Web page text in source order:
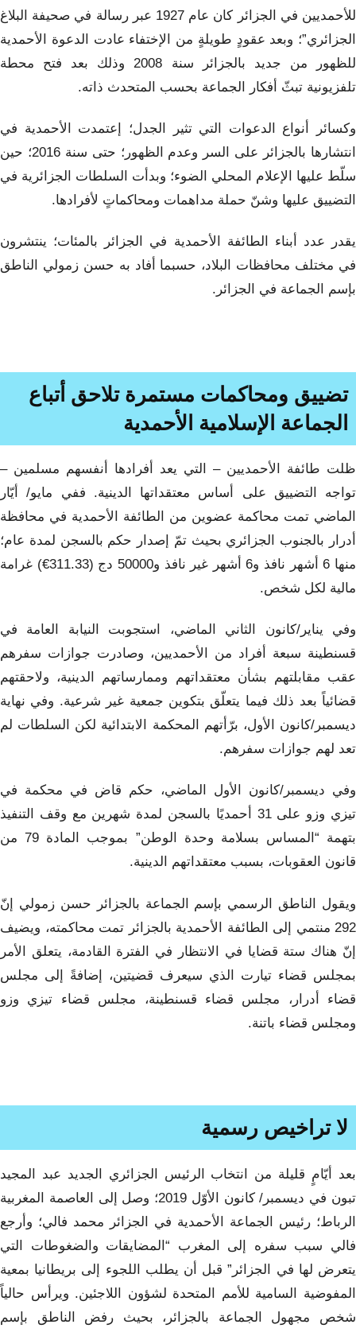
للأحمديين في الجزائر كان عام 1927 عبر رسالة في صحيفة البلاغ
الجزائري”؛ وبعد عقودٍ طويلةٍ من الإختفاء عادت الدعوة الأحمدية
للظهور من جديد بالجزائر سنة 2008 وذلك بعد فتح محطة
تلفزيونية تبثّ أفكار الجماعة بحسب المتحدث ذاته.
وكسائر أنواع الدعوات التي تثير الجدل؛ إعتمدت الأحمدية في
انتشارها بالجزائر على السر وعدم الظهور؛ حتى سنة 2016؛ حين
سلّط عليها الإعلام المحلي الضوء؛ وبدأت السلطات الجزائرية في
التضييق عليها وشنّ حملة مداهمات ومحاكماتٍ لأفرادها.
يقدر عدد أبناء الطائفة الأحمدية في الجزائر بالمئات؛ ينتشرون
في مختلف محافظات البلاد، حسبما أفاد به حسن زمولي الناطق
بإسم الجماعة في الجزائر.
تضييق ومحاكمات مستمرة تلاحق أتباع
الجماعة الإسلامية الأحمدية
ظلت طائفة الأحمديين – التي يعد أفرادها أنفسهم مسلمين –
تواجه التضييق على أساس معتقداتها الدينية. ففي مايو/ أيّار
الماضي تمت محاكمة عضوين من الطائفة الأحمدية في محافظة
أدرار بالجنوب الجزائري بحيث تمّ إصدار حكم بالسجن لمدة عام؛
منها 6 أشهر نافذ و6 أشهر غير نافذ و50000 دج (311.33€) غرامة
مالية لكل شخص.
وفي يناير/كانون الثاني الماضي، استجوبت النيابة العامة في
قسنطينة سبعة أفراد من الأحمديين، وصادرت جوازات سفرهم
عقب مقابلتهم بشأن معتقداتهم وممارساتهم الدينية، ولاحقتهم
قضائياً بعد ذلك فيما يتعلّق بتكوين جمعية غير شرعية. وفي نهاية
ديسمبر/كانون الأول، برّأتهم المحكمة الابتدائية لكن السلطات لم
تعد لهم جوازات سفرهم.
وفي ديسمبر/كانون الأول الماضي، حكم قاض في محكمة في
تيزي وزو على 31 أحمديًا بالسجن لمدة شهرين مع وقف التنفيذ
بتهمة “المساس بسلامة وحدة الوطن” بموجب المادة 79 من
قانون العقوبات، بسبب معتقداتهم الدينية.
ويقول الناطق الرسمي بإسم الجماعة بالجزائر حسن زمولي إنّ
292 منتمي إلى الطائفة الأحمدية بالجزائر تمت محاكمته، ويضيف
إنّ هناك ستة قضايا في الانتظار في الفترة القادمة، يتعلق الأمر
بمجلس قضاء تيارت الذي سيعرف قضيتين، إضافةً إلى مجلس
قضاء أدرار، مجلس قضاء قسنطينة، مجلس قضاء تيزي وزو
ومجلس قضاء باتنة.
لا تراخيص رسمية
بعد أيّامٍ قليلة من انتخاب الرئيس الجزائري الجديد عبد المجيد
تبون في ديسمبر/ كانون الأوّل 2019؛ وصل إلى العاصمة المغربية
الرباط؛ رئيس الجماعة الأحمدية في الجزائر محمد فالي؛ وأرجع
فالي سبب سفره إلى المغرب “المضايقات والضغوطات التي
يتعرض لها في الجزائر” قبل أن يطلب اللجوء إلى بريطانيا بمعية
المفوضية السامية للأمم المتحدة لشؤون اللاجئين. ويرأس حالياً
شخص مجهول الجماعة بالجزائر، بحيث رفض الناطق بإسم